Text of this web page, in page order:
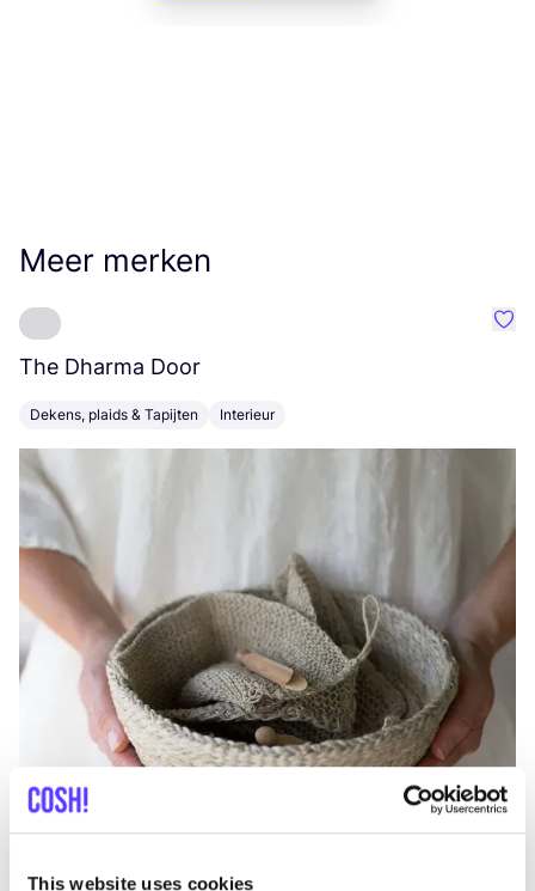
This website uses cookies
Meer merken
The Dharma Door
Dekens, plaids & Tapijten Interieur